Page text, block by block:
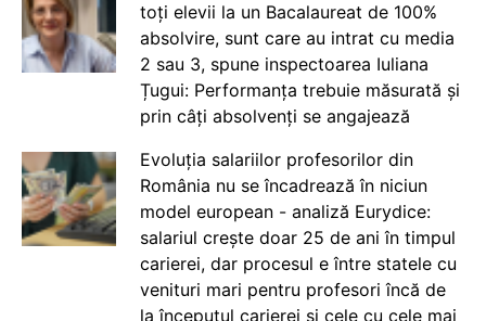
toți elevii la un Bacalaureat de 100%
absolvire, sunt care au intrat cu media
2 sau 3, spune inspectoarea Iuliana
Țugui: Performanța trebuie măsurată și
prin câți absolvenți se angajează
Evoluția salariilor profesorilor din
România nu se încadrează în niciun
model european - analiză Eurydice:
salariul crește doar 25 de ani în timpul
carierei, dar procesul e între statele cu
venituri mari pentru profesori încă de
la începutul carierei și cele cu cele mai